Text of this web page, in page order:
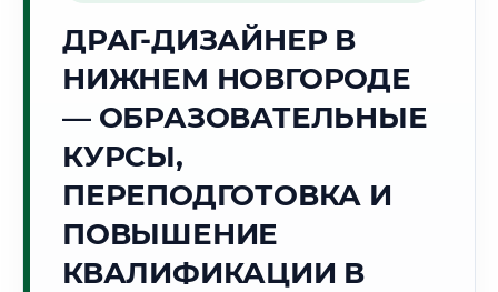
🏯
Г. НИЖНИЙ НОВГОРОД
15:03:07
Воскресенье, 9 Августа
2026 г.
Погода в г. Нижний Новгород: ⛅ +23°C
🌅 Восход:04:22 🌇 Закат:
ДРАГ-ДИЗАЙНЕР В
НИЖНЕМ НОВГОРОДЕ
— ОБРАЗОВАТЕЛЬНЫЕ
КУРСЫ,
ПЕРЕПОДГОТОВКА И
ПОВЫШЕНИЕ
КВАЛИФИКАЦИИ В